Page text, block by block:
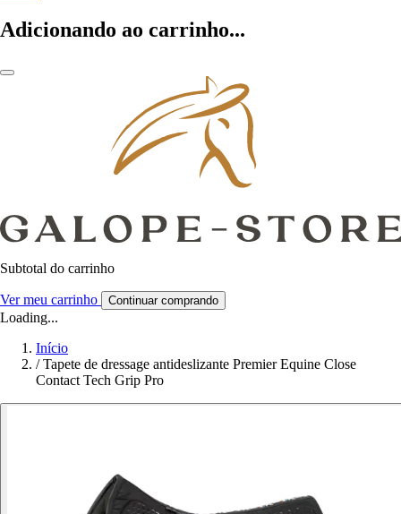
Adicionando ao carrinho...
Subtotal do carrinho
Ver meu carrinho Continuar comprando
Loading...
Início
/ Tapete de dressage antideslizante Premier Equine Close
Contact Tech Grip Pro